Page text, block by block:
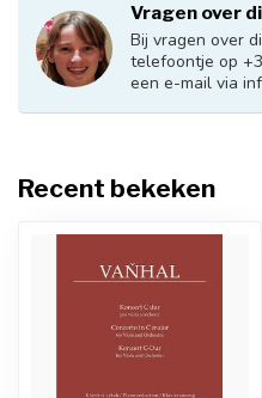
Vragen over
Bij vragen over
telefoontje op
een e-mail via
Recent bekeken